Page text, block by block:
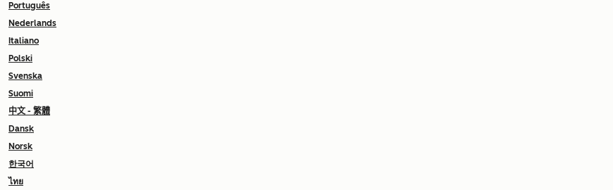
Português
Nederlands
Italiano
Polski
Svenska
Suomi
中文 - 繁體
Dansk
Norsk
한국어
ไทย